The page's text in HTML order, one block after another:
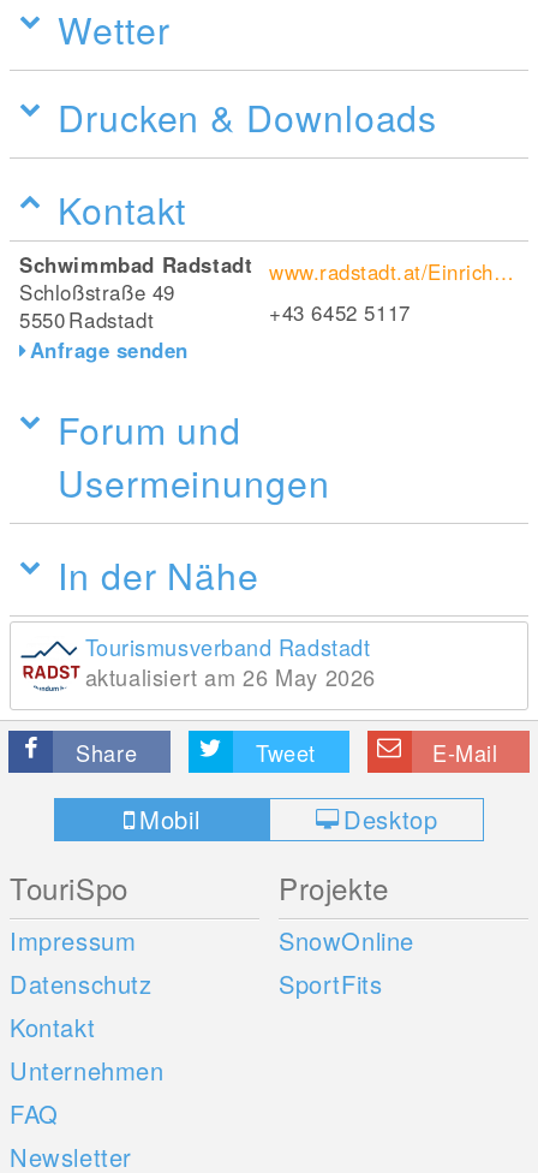
Wetter
Drucken & Downloads
Kontakt
Schwimmbad Radstadt
Schloßstraße 49
5550Radstadt
Anfrage senden
www.radstadt.at/Einrichtungen/Freizeit/Schwimmbad
+43 6452 5117
Forum und
Usermeinungen
In der Nähe
Tourismusverband Radstadt
aktualisiert am 26 May 2026
Share Tweet E-Mail
Mobil Desktop
TouriSpo
Impressum
Datenschutz
Kontakt
Unternehmen
FAQ
Newsletter
Projekte
SnowOnline
SportFits